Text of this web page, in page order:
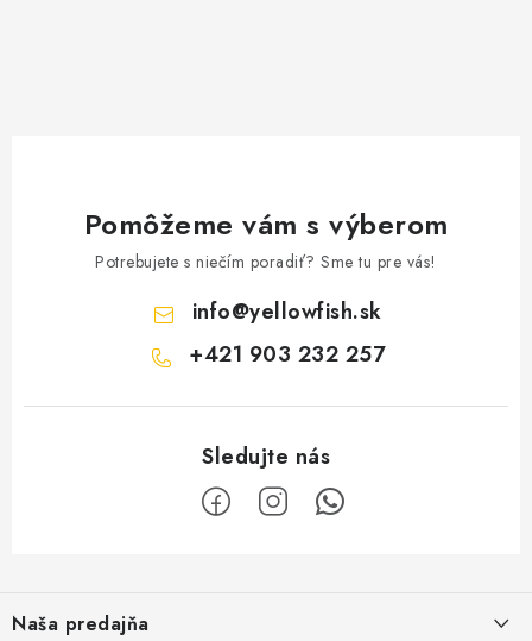
Pomôžeme vám s výberom
Potrebujete s niečím poradiť? Sme tu pre vás!
info@yellowfish.sk
+421 903 232 257
Naša predajňa